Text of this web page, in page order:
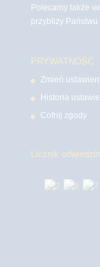
Polecamy także
przybliży Państwu
PRYWATNOŚĆ
Zmień
Historia
Cofnij zgody
Licznik